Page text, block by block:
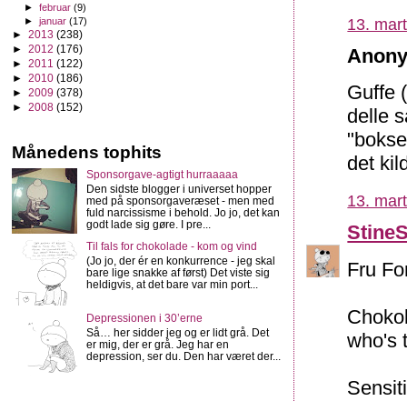
13.
Guffe
delle
det
13.
Fru
who's
►februar(9)
►januar(17)
► 2013 (238)
► 2012 (176)
► 2011 (122)
► 2010 (186)
► 2009 (378)
► 2008 (152)
Månedens tophits
Sponsorgave-agtigt hurraaaaa
Den sidste blogger i universet hopper
med på sponsorgaveræset - men med
fuld narcissisme i behold. Jo jo, det kan
godt lade sig gøre. I pre...
Til fals for chokolade - kom og vind
(Jo jo, der ér en konkurrence - jeg skal
bare lige snakke af først) Det viste sig
heldigvis, at det bare var min port...
Depressionen i 30’erne
Så… her sidder jeg og er lidt grå. Det
er mig, der er grå. Jeg har en
depression, ser du. Den har været der...